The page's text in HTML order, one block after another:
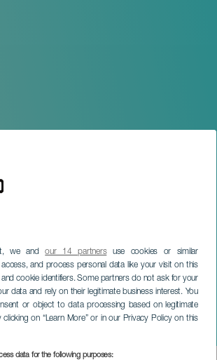
we andour 14 partnersuse cookies or similar
and process personal data like your visit on this
cookie identifiers. Some partners do not ask for your
data and rely on their legitimate business interest. You
or object to data processing based on legitimate
on “Learn More” or in our Privacy Policy on this
data for the following purposes:
Zene Fesztiválja a